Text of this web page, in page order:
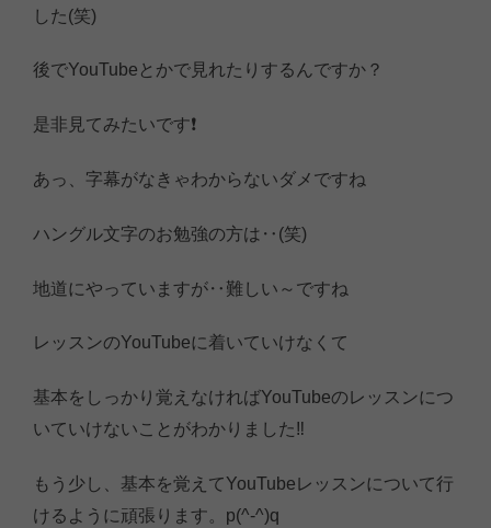
した(笑)
後でYouTubeとかで見れたりするんですか？
是非見てみたいです❗
あっ、字幕がなきゃわからないダメですね
ハングル文字のお勉強の方は‥(笑)
地道にやっていますが‥難しい～ですね
レッスンのYouTubeに着いていけなくて
基本をしっかり覚えなければYouTubeのレッスンにつ
いていけないことがわかりました‼️
もう少し、基本を覚えてYouTubeレッスンについて行
けるように頑張ります。p(^-^)q